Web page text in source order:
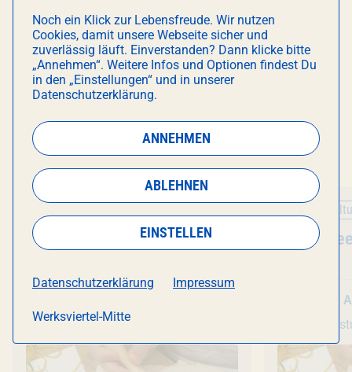
Webseite:https://democraticarts.org
DAS KÖNNTE DICH AUCH
INTERESSIEREN
Veranstaltung
Punch Needle - Workshop
Kreativstudio München
Kunst &
Punch
Mo 10.
Noch ein Klick zur Lebensfreude. Wir nutzen
Cookies, damit unsere Webseite sicher und
zuverlässig läuft. Einverstanden? Dann klicke bitte
„Annehmen“. Weitere Infos und Optionen findest Du
in den „Einstellungen“ und in unserer
Datenschutzerklärung.
ANNEHMEN
ABLEHNEN
EINSTELLEN
Datenschutzerklärung Impressum
Werksviertel-Mitte